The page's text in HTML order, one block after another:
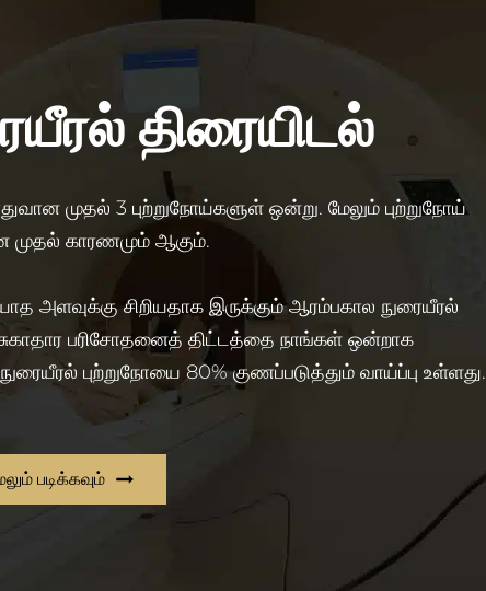
திரையிடல்
முதல் 3 புற்றுநோய்களுள் ஒன்று. மேலும் புற்றுநோய்
முதல் காரணமும் ஆகும்.
அளவுக்கு சிறியதாக இருக்கும் ஆரம்பகால நுரையீரல்
சுகாதார பரிசோதனைத் திட்டத்தை நாங்கள் ஒன்றாக
புற்றுநோயை 80% குணப்படுத்தும் வாய்ப்பு உள்ளது.
படிக்கவும்